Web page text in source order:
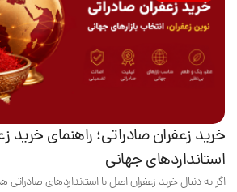
خرید زعفران صادراتی؛ راهنمای خرید
استانداردهای جهانی
اگر به دنبال خرید زعفران اصل با استانداردهای صادراتی